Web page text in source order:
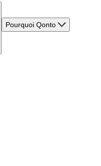
Pourquoi Qonto